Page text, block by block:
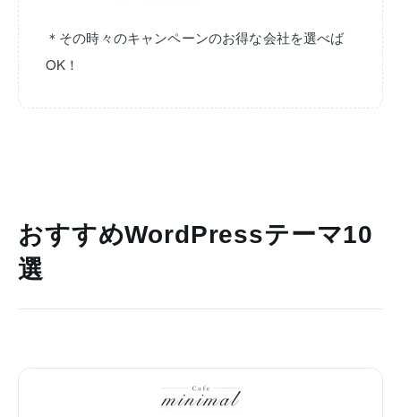
＊その時々のキャンペーンのお得な会社を選べば
OK！
おすすめWordPressテーマ10
選